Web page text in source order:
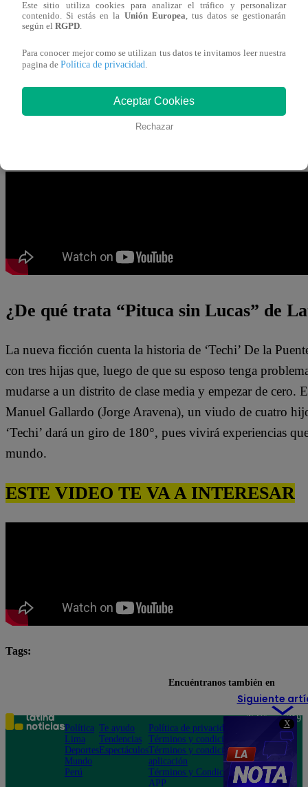
X
TE PUEDE INTERESAR |
interrogación y casi comete GRAVE ERROR
Techi quedó conmovida con la situación:“No sé qué
Manuel sabe que el regreso de José Antonio puede
el destino, ¿verdad? juntarnos y que no se pueda. No
¿De qué trata “Pituca sin Lucas” de
La nueva ficción cuenta la historia de ‘Techi’ De la
con tres hijas que, luego de que su esposo tenga
mudarse a un distrito de clase media y empezar de cero.
Manuel Gallardo (Jorge Aravena), un viudo de cuatro
‘Techi’ dará un giro de 180°, pues vivirá experiencias
mundo.
ESTE VIDEO TE VA A INTERESAR
Tags:
Siguiente
Este sitio utiliza cookies para analizar el tráfico y personalizar
contenido. Si estás en la Unión Europea, tus datos se gestionarán
según el RGPD.
Para conocer mejor como se utilizan tus datos te invitamos leer nuestra
pagina de Política de privacidad.
Aceptar Cookies
Rechazar
Encuéntranos también en
Política
Lima
Deportes
Mundo
Perú
Te ayudo
Tendencias
Espectáculos
Política de privacidad
Términos y condiciones
Términos y condiciones
aplicación
Términos y Condiciones
APP
Teléfono: 219
Av. San
Felipe 968
Jesús María